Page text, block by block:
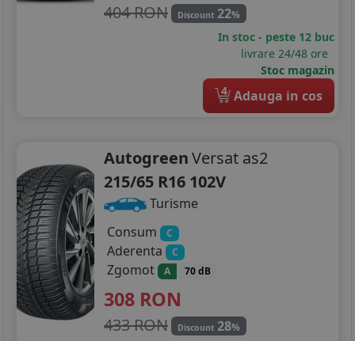
404 RON Discount 22%
In stoc - peste 12 buc
livrare 24/48 ore
Stoc magazin
4 Adauga in cos
AutogreenVersat as2
215/65 R16 102V
Turisme
Consum
C
Aderenta C
Zgomot A 70 dB
308 RON
433 RON Discount 28%